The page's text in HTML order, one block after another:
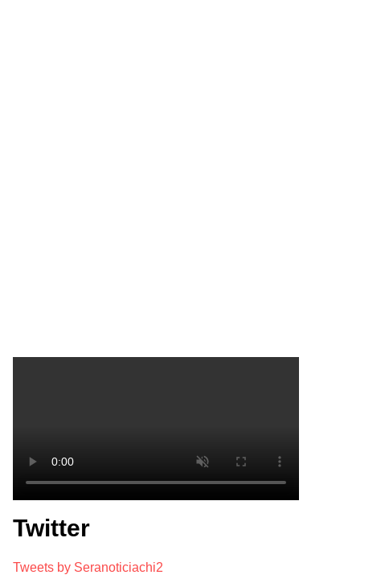
Twitter
Tweets by Seranoticiachi2